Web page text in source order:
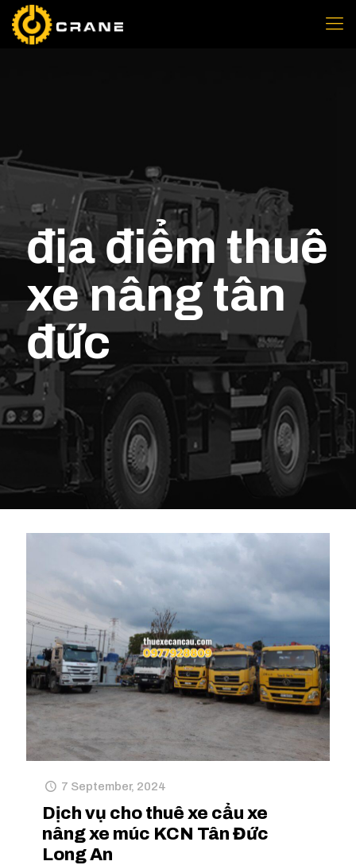
địa điểm thuê
xe nâng tân
đức
7 September, 2024
Dịch vụ cho thuê xe cẩu xe
nâng xe múc KCN Tân Đức
Long An